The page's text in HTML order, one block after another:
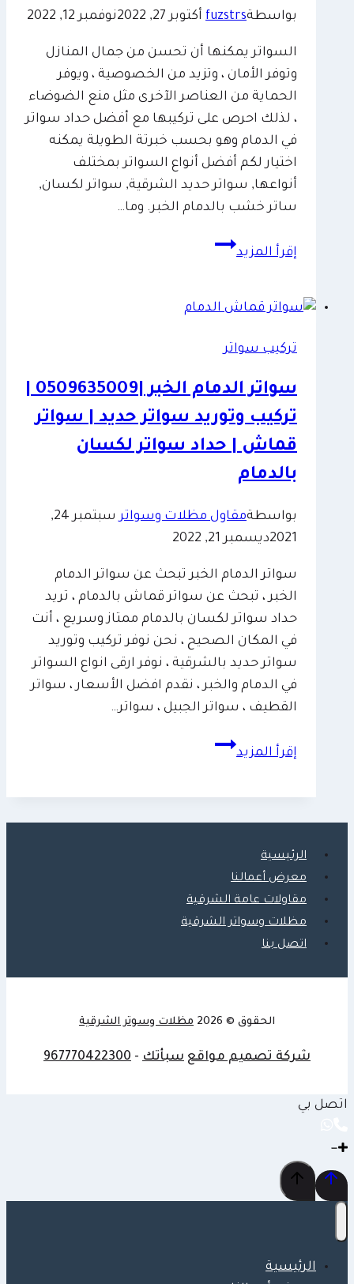
الشرقية
بواسطةfuzstrs أكتوبر 27, 2022 نوفمبر 12, 2022
السواتر يمكنها أن تحسن من جمال المنازل
وتوفر الأمان ، وتزيد من الخصوصية ، ويوفر
الحماية من العناصر الآخرى مثل منع الضوضاء
، لذلك احرص على تركيبها مع أفضل حداد سواتر
في الدمام وهو بحسب خبرتة الطويلة يمكنه
اختيار لكم أفضل أنواع السواتر بمختلف
أنواعها, سواتر حديد الشرقية, سواتر لكسان,
ساتر خشب بالدمام الخبر. وما…
إقرأ المزيد
حداد
الدمام
–
سواتر
متحركة
الخبر
لكسان
الشرقية
تركيب سواتر
سواتر الدمام الخبر |0509635009 |
تركيب وتوريد سواتر حديد | سواتر
قماش | حداد سواتر لكسان
بالدمام
بواسطةمقاول مظلات وسواتر
سبتمبر 24,
2021ديسمبر 21, 2022
سواتر الدمام الخبر تبحث عن سواتر الدمام
الخبر ، تبحث عن سواتر قماش بالدمام ، تريد
حداد سواتر لكسان بالدمام ممتاز وسريع ، أنت
في المكان الصحيح ، نحن نوفر تركيب وتوريد
سواتر حديد بالشرقية ، نوفر ارقى انواع السواتر
في الدمام والخبر ، نقدم افضل الأسعار ، سواتر
القطيف ، سواتر الجبيل ، سواتر…
إقرأ المزيد
سواتر
وتوريد
سواتر
حديد
سواتر
الرئيسية
معرض أعمالنا
مقاولات عامة الشرقية
مظلات وسواتر الشرقية
اتصل بنا
الحقوق © 2026 مظلات وسوتر الشرقية
شركة تصميم مواقع سبأتك -
967770422300
اتصل بي
الرئيسية